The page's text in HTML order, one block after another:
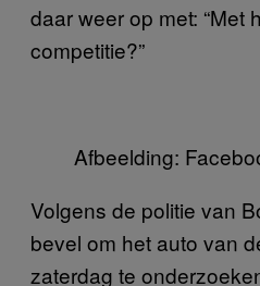
daar weer op met: “Met
competitie?”
Afbeelding:
Volgens de politie van
bevel om het auto van
zaterdag te